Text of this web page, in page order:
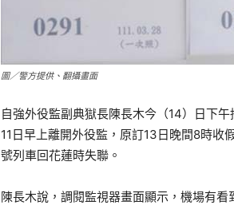
圖／警方提供、翻攝畫面
自強外役監副典獄長陳長木今（14）日下
11日早上離開外役監，原訂13日晚間8時收
號列車回花蓮時失聯。
陳長木說，調閱監視器畫面顯示，機場有